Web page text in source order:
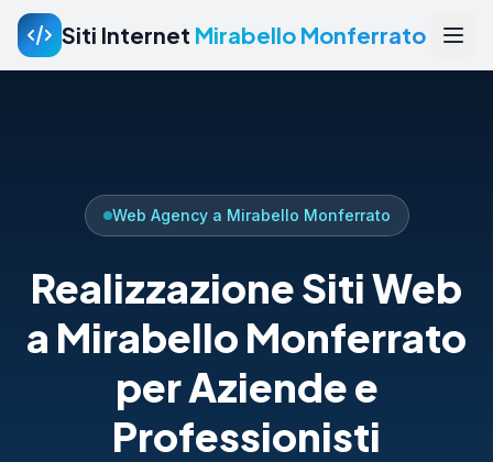
Siti Internet Mirabello Monferrato
Web Agency a Mirabello Monferrato
Realizzazione Siti Web
a Mirabello Monferrato
per Aziende e
Professionisti